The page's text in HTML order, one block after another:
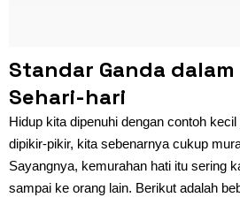
Standar Ganda
Sehari-hari
Hidup kita dipenuhi dengan contoh
dipikir-pikir, kita sebenarnya cukup
Sayangnya, kemurahan hati itu sering
sampai ke orang lain. Berikut adalah